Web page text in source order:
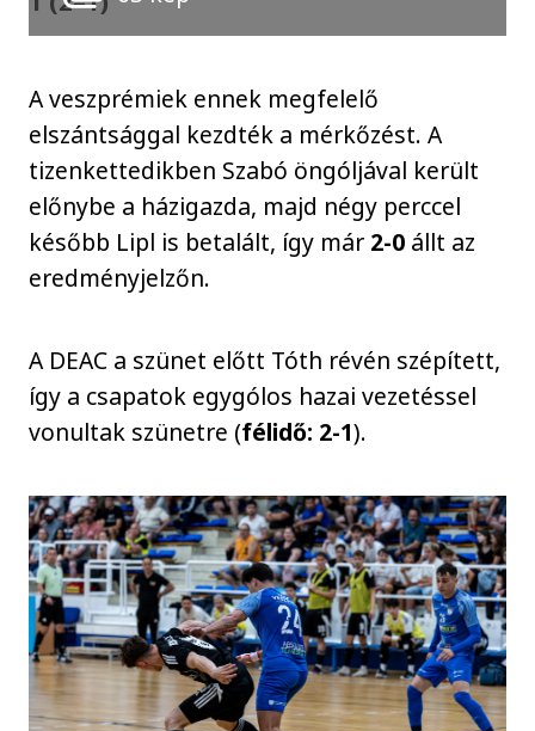
A veszprémiek ennek megfelelő
elszántsággal kezdték a mérkőzést. A
tizenkettedikben Szabó öngóljával került
előnybe a házigazda, majd négy perccel
később Lipl is betalált, így már 2-0 állt az
eredményjelzőn.
A DEAC a szünet előtt Tóth révén szépített,
így a csapatok egygólos hazai vezetéssel
vonultak szünetre (félidő: 2-1).